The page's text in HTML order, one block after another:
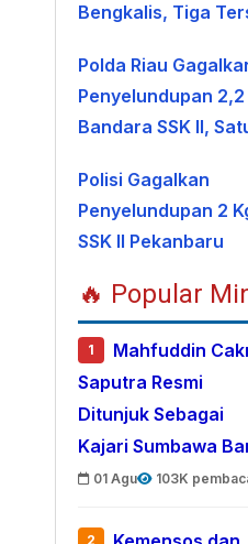
Bengkalis, Tiga
Polda Riau
Penyelundupan 2,2
Bandara SSK II,
Polisi Gagalkan
Penyelundupan 2
SSK II Pekanbaru
🔥 Popular
1
Mahfuddin
Saputra Resmi
Ditunjuk Sebagai
Kajari Sumbawa
01 Agu 103K
2